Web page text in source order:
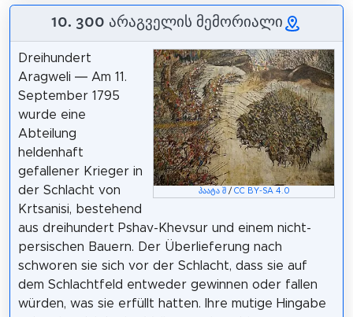
10. 300 არაგველის მემორიალი
პაატა შ / CC BY-SA 4.0
Dreihundert
Aragweli — Am 11.
September 1795
wurde eine
Abteilung
heldenhaft
gefallener Krieger in
der Schlacht von
Krtsanisi, bestehend
aus dreihundert Pshav-Khevsur und einem nicht-
persischen Bauern. Der Überlieferung nach
schworen sie sich vor der Schlacht, dass sie auf
dem Schlachtfeld entweder gewinnen oder fallen
würden, was sie erfüllt hatten. Ihre mutige Hingabe